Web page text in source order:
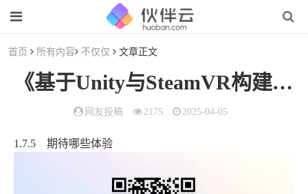
首页 所有内容 不仅仅 文章正文
《基于Unity与SteamVR构建虚拟世界》 —1.7.5 期待哪些体验
网友投稿 2175 2025-04-05
1.7.5 期待哪些体验